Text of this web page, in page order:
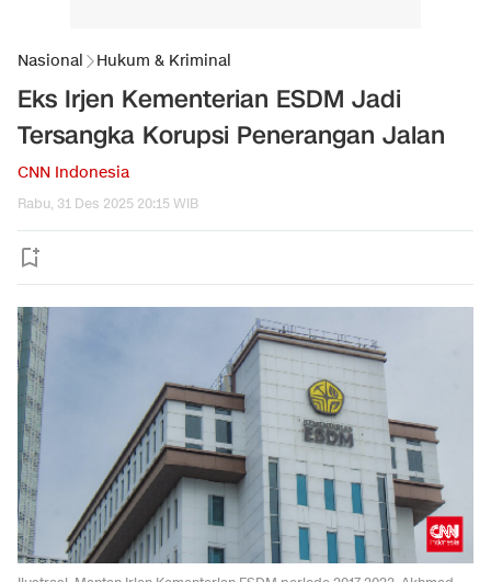
Nasional Hukum & Kriminal
Eks Irjen Kementerian ESDM Jadi
Tersangka Korupsi Penerangan Jalan
CNN Indonesia
Rabu, 31 Des 2025 20:15 WIB